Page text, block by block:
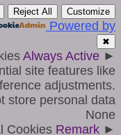
Customize
Reject All
Powered by
✖
►
Always Active
site features like
adjustments.
store personal data.
None
►
Cookies Remark